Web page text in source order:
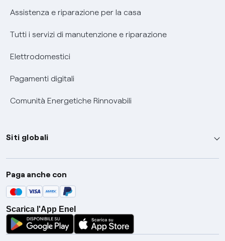
Assistenza e riparazione per la casa
Tutti i servizi di manutenzione e riparazione
Elettrodomestici
Pagamenti digitali
Comunità Energetiche Rinnovabili
Siti globali
Enel Group
Enel Green Power
Global Trading
Global Procurement
Gridspertise
Paga anche con
Scarica l'App Enel